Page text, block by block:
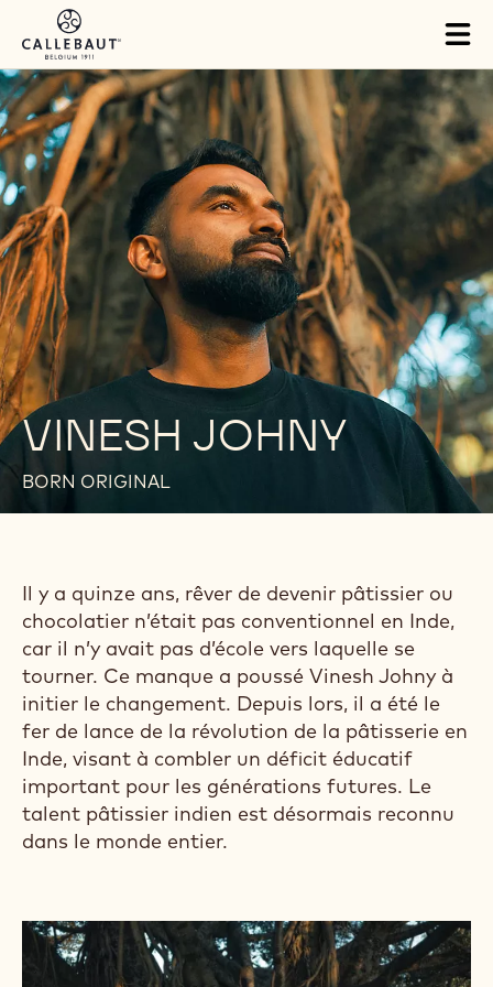
Skip to main content
VINESH JOHNY
BORN ORIGINAL
Il y a quinze ans, rêver de devenir pâtissier ou
chocolatier n’était pas conventionnel en Inde,
car il n’y avait pas d’école vers laquelle se
tourner. Ce manque a poussé Vinesh Johny à
initier le changement. Depuis lors, il a été le
fer de lance de la révolution de la pâtisserie en
Inde, visant à combler un déficit éducatif
important pour les générations futures. Le
talent pâtissier indien est désormais reconnu
dans le monde entier.